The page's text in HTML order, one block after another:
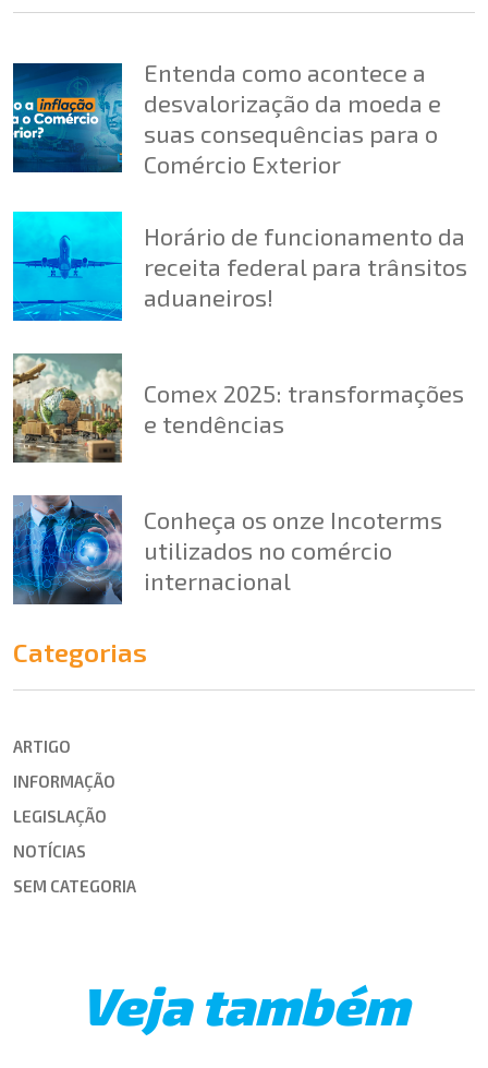
Entenda como acontece a
desvalorização da moeda e
suas consequências para o
Comércio Exterior
Horário de funcionamento da
receita federal para trânsitos
aduaneiros!
Comex 2025: transformações
e tendências
Conheça os onze Incoterms
utilizados no comércio
internacional
Categorias
ARTIGO
INFORMAÇÃO
LEGISLAÇÃO
NOTÍCIAS
SEM CATEGORIA
Veja também